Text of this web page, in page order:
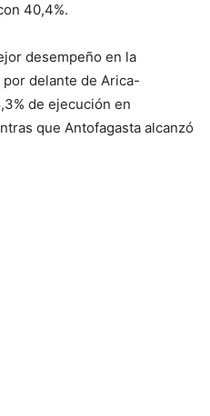
40,4%.
desempeño en la
delante de Arica-
de ejecución en
que Antofagasta alcanzó